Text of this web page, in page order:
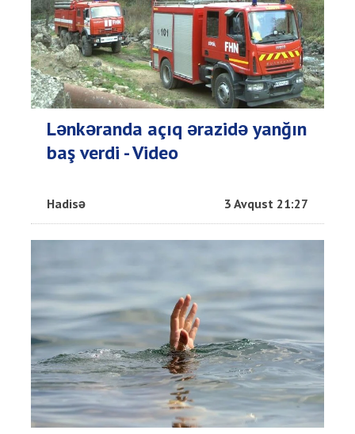
Lənkəranda açıq ərazidə yanğın
baş verdi - Video
Hadisə 3 Avqust 21:27